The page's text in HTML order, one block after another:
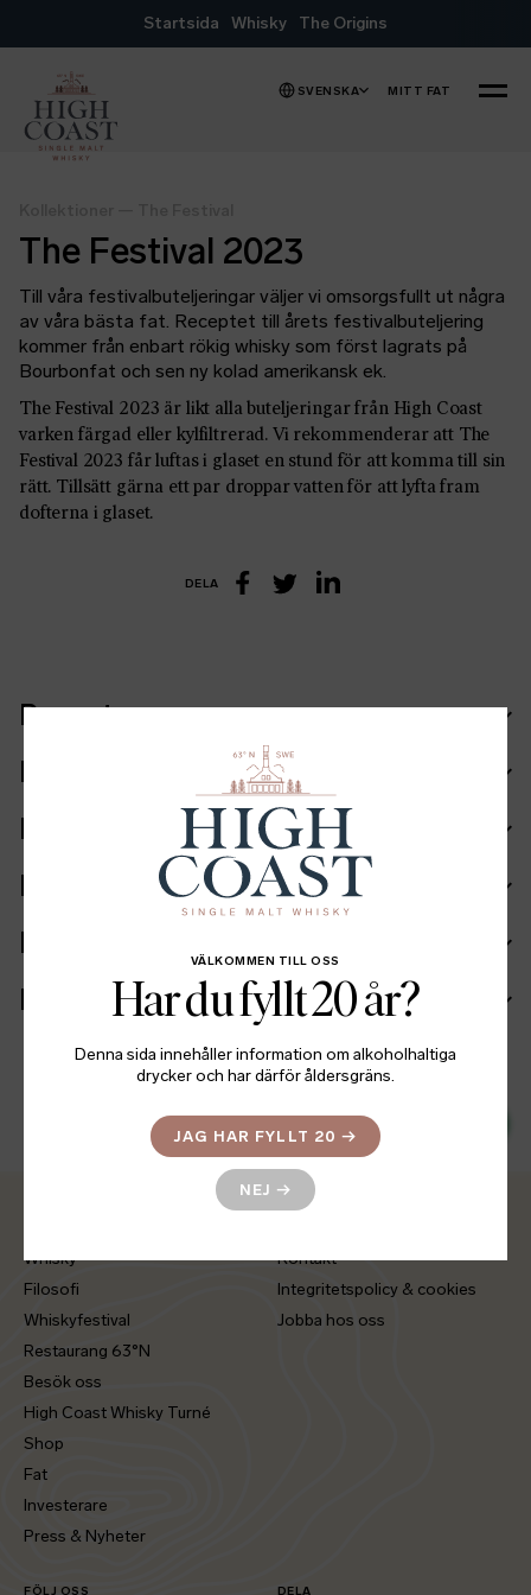
Hoppa till innehåll
SVENSKA MITT FAT MENY
Startsida Whisky The Origins
The Festival 2023
Till våra festivalbuteljeringar väljer vi omsorgsfullt ut några
av våra bästa fat. Receptet till årets festivalbuteljering
kommer från enbart rökig whisky som först lagrats på
Bourbonfat och sen ny kolad amerikansk ek.
The Festival 2023 är likt alla buteljeringar från High Coast
varken färgad eller kylfiltrerad. Vi rekommenderar att The
Festival 2023 får luftas i glaset en stund för att komma till sin
rätt. Tillsätt gärna ett par droppar vatten för att lyfta fram
dofterna i glaset.
DELA
Facebook
TwitterLinkedIn
Recept
Ingående fat
Ingredienser
Fakta
Batch info
Mer information
LÄNK TILL SYSTEMBOLAGET
SEK
Whisky
Filosofi
Whiskyfestival
Restaurang 63°N
Besök oss
High Coast Whisky Turné
Shop
Fat
Investerare
Press & Nyheter
Kontakt
Integritetspolicy & cookies
Jobba hos oss
FÖLJ OSS DELA
VÄLKOMMEN TILL OSS
Har du fyllt 20 år?
Denna sida innehåller information om alkoholhaltiga
drycker och har därför åldersgräns.
JAG HAR FYLLT 20 →
NEJ →